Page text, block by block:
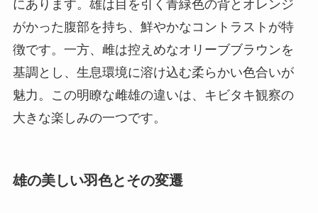
にあります。雄は目を引く青緑色の背とオレンジ
がかった腹部を持ち、鮮やかなコントラストが特
徴です。一方、雌は控えめなオリーブブラウンを
基調とし、生息環境に溶け込む柔らかい色合いが
魅力。この明瞭な雌雄の違いは、キビタキ観察の
大きな楽しみの一つです。
雄の美しい羽色とその変遷